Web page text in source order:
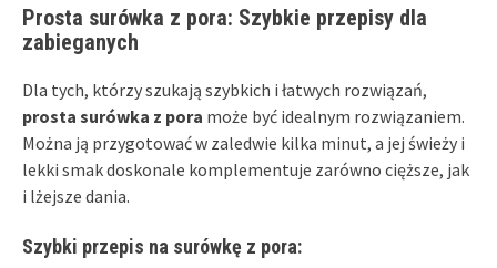
Prosta surówka z pora: Szybkie przepisy dla
zabieganych
Dla tych, którzy szukają szybkich i łatwych rozwiązań,
prosta surówka z pora może być idealnym rozwiązaniem.
Można ją przygotować w zaledwie kilka minut, a jej świeży i
lekki smak doskonale komplementuje zarówno cięższe, jak
i lżejsze dania.
Szybki przepis na surówkę z pora: